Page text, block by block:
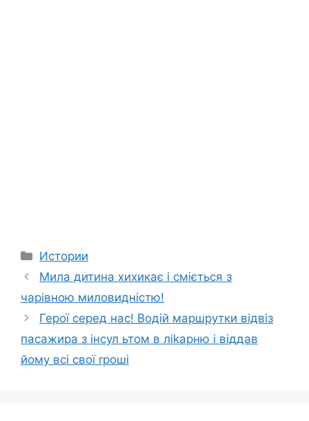
Categories
Истории
Мила дитина хихикає і сміється з
чарівною миловидністю!
Герої серед нас! Водій маршрутки відвіз
пасажира з інсул ьтом в ліkарню і віддав
йому всі свої rроші